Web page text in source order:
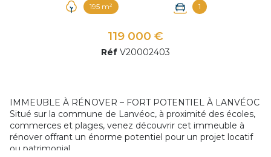
195 m² 1
119 000 €
Réf V20002403
IMMEUBLE À RÉNOVER – FORT POTENTIEL À LANVÉOC
Situé sur la commune de Lanvéoc, à proximité des écoles,
commerces et plages, venez découvrir cet immeuble à
rénover offrant un énorme potentiel pour un projet locatif
ou patrimonial.